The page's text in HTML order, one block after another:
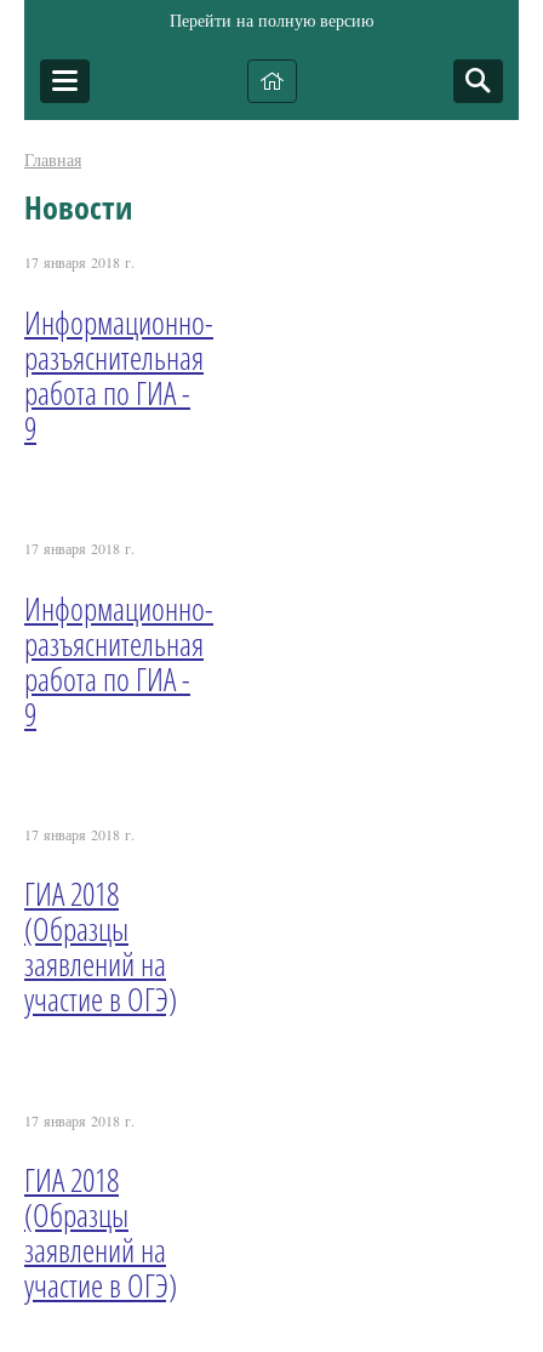
Перейти на полную версию
Главная
Новости
17 января 2018 г.
Информационно-
разъяснительная
работа по ГИА -
9
17 января 2018 г.
Информационно-
разъяснительная
работа по ГИА -
9
17 января 2018 г.
ГИА 2018
(Образцы
заявлений на
участие в ОГЭ)
17 января 2018 г.
ГИА 2018
(Образцы
заявлений на
участие в ОГЭ)